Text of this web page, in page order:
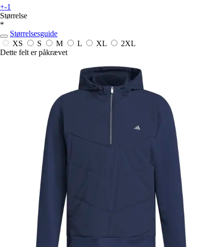
+-1
Størrelse
*
Størrelsesguide
XS
S M L XL
2XL
Dette felt er påkrævet